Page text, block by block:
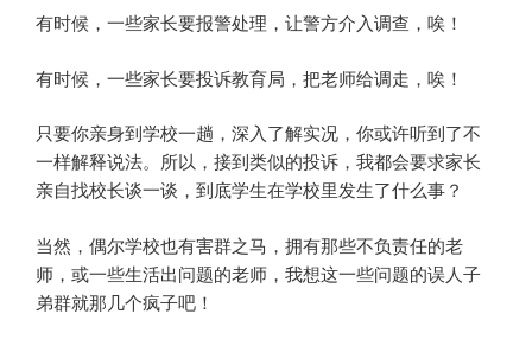
有时候，一些家长要报警处理，让警方介入调查，唉！
有时候，一些家长要投诉教育局，把老师给调走，唉！
只要你亲身到学校一趟，深入了解实况，你或许听到了不
一样解释说法。所以，接到类似的投诉，我都会要求家长
亲自找校长谈一谈，到底学生在学校里发生了什么事？
当然，偶尔学校也有害群之马，拥有那些不负责任的老
师，或一些生活出问题的老师，我想这一些问题的误人子
弟群就那几个疯子吧！